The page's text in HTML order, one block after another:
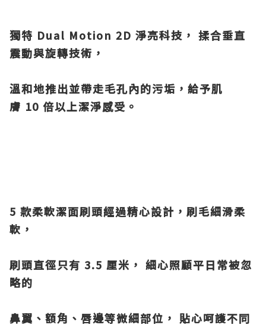
獨特 Dual Motion 2D 淨亮科技， 揉合垂直
震動與旋轉技術，
溫和地推出並帶走毛孔內的污垢，給予肌
膚 10 倍以上潔淨感受。
5 款柔軟潔面刷頭經過精心設計，刷毛細滑柔
軟，
刷頭直徑只有 3.5 厘米， 細心照顧平日常被忽
略的
鼻翼、額角、唇邊等微細部位， 貼心呵護不同